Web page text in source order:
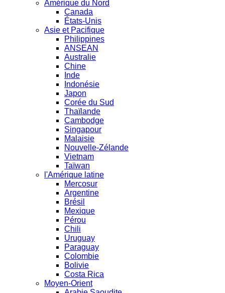
Amérique du Nord
Canada
États-Unis
Asie et Pacifique
Philippines
ANSEAN
Australie
Chine
Inde
Indonésie
Japon
Corée du Sud
Thaïlande
Cambodge
Singapour
Malaisie
Nouvelle-Zélande
Vietnam
Taïwan
l'Amérique latine
Mercosur
Argentine
Brésil
Mexique
Pérou
Chili
Uruguay
Paraguay
Colombie
Bolivie
Costa Rica
Moyen-Orient